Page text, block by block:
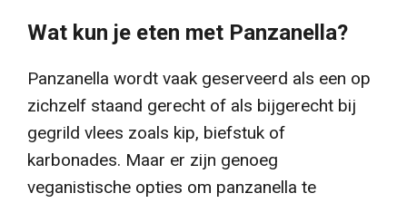
Wat kun je eten met Panzanella?
Panzanella wordt vaak geserveerd als een op
zichzelf staand gerecht of als bijgerecht bij
gegrild vlees zoals kip, biefstuk of
karbonades. Maar er zijn genoeg
veganistische opties om panzanella te